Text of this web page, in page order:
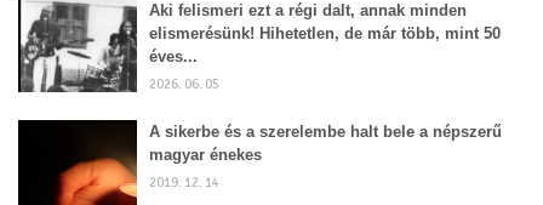
Aki felismeri ezt a régi dalt, annak minden
elismerésünk! Hihetetlen, de már több, mint 50
éves...
2026. 06. 05
A sikerbe és a szerelembe halt bele a népszerű
magyar énekes
2019. 12. 14